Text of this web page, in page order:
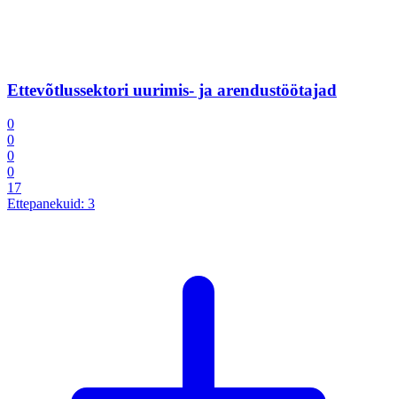
Ettevõtlussektori uurimis- ja arendustöötajad
0
0
0
0
17
Ettepanekuid: 3